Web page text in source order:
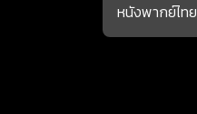
หนังพากย์ไทย